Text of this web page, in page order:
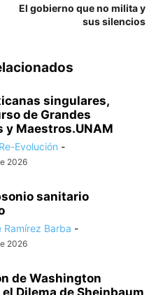
El gobierno que no milita y
sus silencios
singulares,
de Grandes
y Maestros.UNAM
Evolución -
2026
sanitario
Ramírez Barba -
2026
de Washington